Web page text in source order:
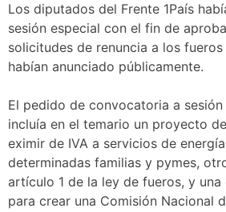
Los diputados del Frente 1País
sesión especial con el fin de
solicitudes de renuncia a los
habían anunciado públicamente.
El pedido de convocatoria a
incluía en el temario un proyecto
eximir de IVA a servicios de
determinadas familias y pymes,
artículo 1 de la ley de fueros, y
para crear una Comisión Nacional